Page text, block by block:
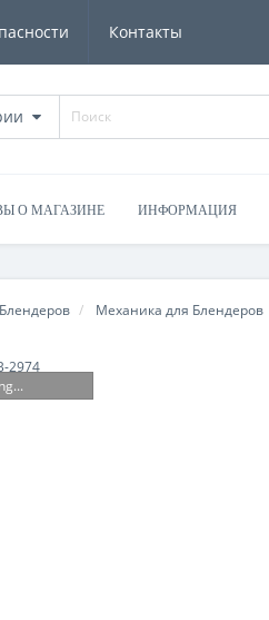
Контакты
О МАГАЗИНЕ ИНФОРМАЦИЯ
Механика для Блендеров